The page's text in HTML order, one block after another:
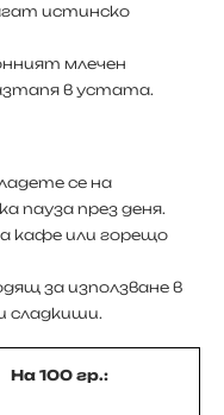
истинско
млечен
в устата.
се на
пауза през деня.
кафе или горещо
за използване в
сладкиши.
На 100 гр.: